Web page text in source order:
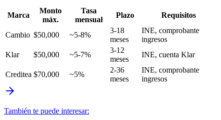
Marca
Monto
máx.
Tasa
mensual
Plazo Requisitos
Cambio $50,000 ~5-8%
3-18
meses
INE, comprobante
ingresos
Klar
$50,000 ~5-7%
3-12
meses
INE, cuenta Klar
Creditea $70,000 ~5%
2-36
meses
INE, comprobante
ingresos
También te puede interesar: